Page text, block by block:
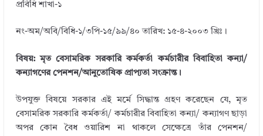
প্রবিধি শাখা-১
নং-অম/অবি/বিধি-১/৩পি-১৫/৯৯/৪০তারিখ: ১৫-৪-২০০৩ খ্রিঃ।
বিষয়: মৃত বেসামরিক সরকারি কর্মকর্তা কর্মচারীর বিবাহিতা কন্যা/
কন্যাগণের পেনশন/আনুতােষিক প্রাপ্যতা সংক্রান্ত।
উপযুক্ত বিষয়ে সরকার এই মর্মে সিদ্ধান্ত গ্রহণ করেছেন যে, মৃত
বেসামরিক সরকারি কর্মকর্তা/ কর্মচারীর বিবাহিতা কন্যা/ কন্যাগণ ছাড়া
অপর কোন বৈধ ওয়ারিশ না থাকলে সেক্ষেত্রে তাঁর পেনশন/